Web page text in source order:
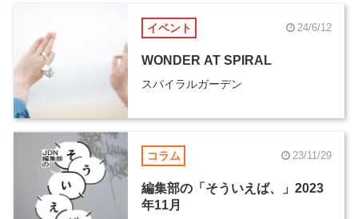
イベント 24/6/12
WONDER AT SPIRAL
スパイラルガーデン
コラム 23/11/29
編集部の「そういえば、」2023
年11月